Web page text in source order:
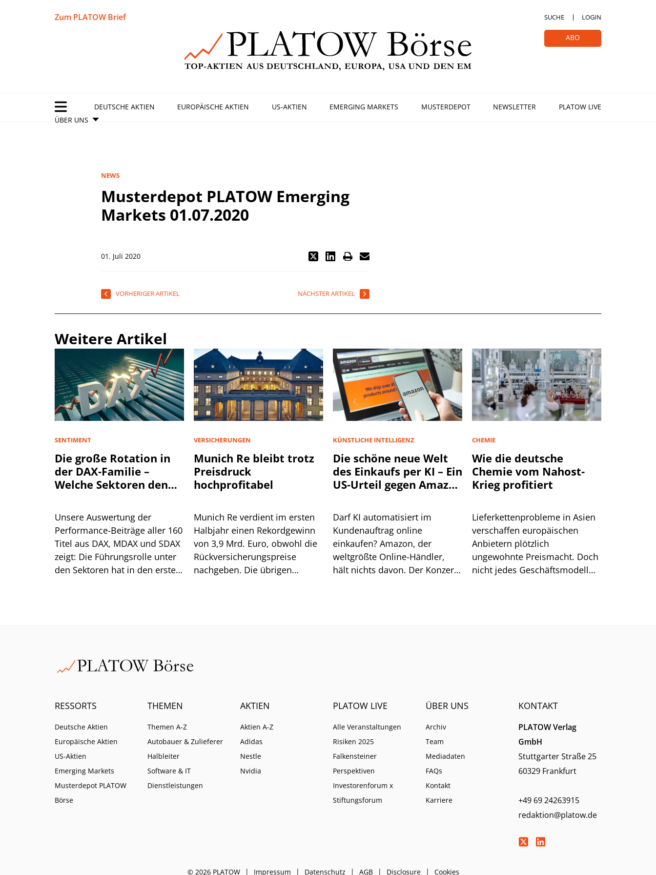
Zum PLATOW Brief SUCHE LOGIN
ABO
DEUTSCHE AKTIEN EUROPÄISCHE AKTIEN US-AKTIEN EMERGING MARKETS MUSTERDEPOT NEWSLETTER
PLATOW LIVE
ÜBER UNS
NEWS
Musterdepot PLATOW Emerging
Markets 01.07.2020
01. Juli 2020
VORHERIGER ARTIKEL NÄCHSTER ARTIKEL
Weitere Artikel
SENTIMENT
Die große Rotation in
der DAX-Familie –
Welche Sektoren den
Unsere Auswertung der
Performance-Beiträge aller 160
Titel aus DAX, MDAX und SDAX
zeigt: Die Führungsrolle unter
den Sektoren hat in den ersten
VERSICHERUNGEN
Munich Re bleibt trotz
Preisdruck
hochprofitabel
Munich Re verdient im ersten
Halbjahr einen Rekordgewinn
von 3,9 Mrd. Euro, obwohl die
Rückversicherungspreise
nachgeben. Die übrigen
KÜNSTLICHE INTELLIGENZ
Die schöne neue Welt
des Einkaufs per KI – Ein
US-Urteil gegen Amazon
schwerwiegende Folgen
haben
Darf KI automatisiert im
Kundenauftrag online
einkaufen? Amazon, der
weltgrößte Online-Händler,
hält nichts davon. Der Konzern
CHEMIE
Wie die deutsche
Chemie vom Nahost-
Krieg profitiert
Lieferkettenprobleme in Asien
verschaffen europäischen
Anbietern plötzlich
ungewohnte Preismacht. Doch
nicht jedes Geschäftsmodell
RESSORTS
Deutsche Aktien
Europäische Aktien
US-Aktien
Emerging Markets
Musterdepot PLATOW
Börse
THEMEN
Themen A-Z
Autobauer & Zulieferer
Halbleiter
Software & IT
Dienstleistungen
AKTIEN
Aktien A-Z
Adidas
Nestle
Nvidia
PLATOW LIVE
Alle Veranstaltungen
Risiken 2025
Falkensteiner
Perspektiven
Investorenforum x
Stiftungsforum
ÜBER UNS
Archiv
Team
Mediadaten
FAQs
Kontakt
Karriere
KONTAKT
PLATOW Verlag
GmbH
Stuttgarter Straße 25
60329 Frankfurt
+49 69 24263915
redaktion@platow.de
© 2026 PLATOW Impressum Datenschutz AGB Disclosure Cookies